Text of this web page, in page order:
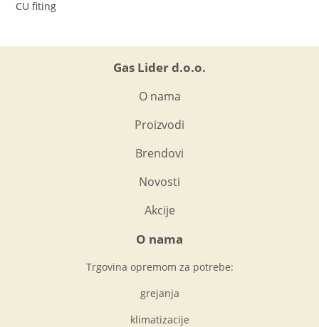
CU fiting
Gas Lider d.o.o.
O nama
Proizvodi
Brendovi
Novosti
Akcije
O nama
Trgovina opremom za potrebe:
grejanja
klimatizacije